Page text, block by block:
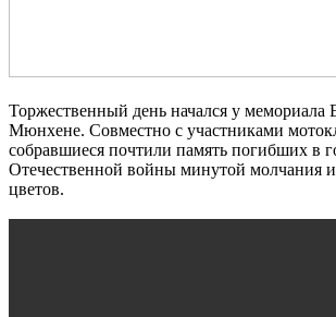
Торжественный день начался у мемориала
Мюнхене. Совместно с участниками
собравшиеся почтили память погибших в
Отечественной войны минутой молчания
цветов.